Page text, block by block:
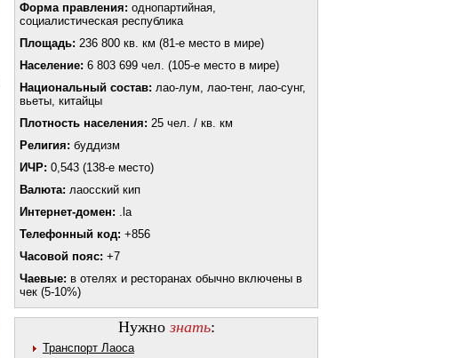
Форма правления: однопартийная,
социалистическая республика
Площадь: 236 800 кв. км (81-е место в мире)
Население: 6 803 699 чел. (105-е место в мире)
Национальный состав: лао-лум, лао-тенг, лао-сунг,
вьеты, китайцы
Плотность населения: 25 чел. / кв. км
Религия: буддизм
ИЧР: 0,543 (138-е место)
Валюта: лаосский кип
Интернет-домен: .la
Телефонный код: +856
Часовой пояс: +7
Чаевые: в отелях и ресторанах обычно включены в
чек (5-10%)
Нужно знать:
Транспорт Лаоса